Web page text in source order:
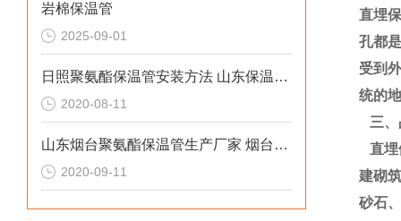
岩棉保温管
2025-09-01
日照聚氨酯保温管安装方法 山东保温管厂家
2020-08-11
山东烟台聚氨酯保温管生产厂家 烟台聚氨酯保温管安装技巧
2020-09-11
直埋
孔都
受到
统的
三、
直埋
建砌
砂石